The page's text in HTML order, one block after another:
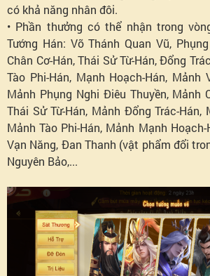
có khả năng nhân đôi.
• Phần thưởng có thể nhận trong
Tướng Hán: Võ Thánh Quan Vũ,
Chân Cơ-Hán, Thái Sử Từ-Hán, Đổng
Tào Phi-Hán, Mạnh Hoạch-Hán, Mảnh
Mảnh Phụng Nghi Điêu Thuyền, Mảnh
Thái Sử Từ-Hán, Mảnh Đổng Trác-Hán,
Mảnh Tào Phi-Hán, Mảnh Mạnh
Vạn Năng, Đan Thanh (vật phẩm đổi
Nguyên Bảo,...